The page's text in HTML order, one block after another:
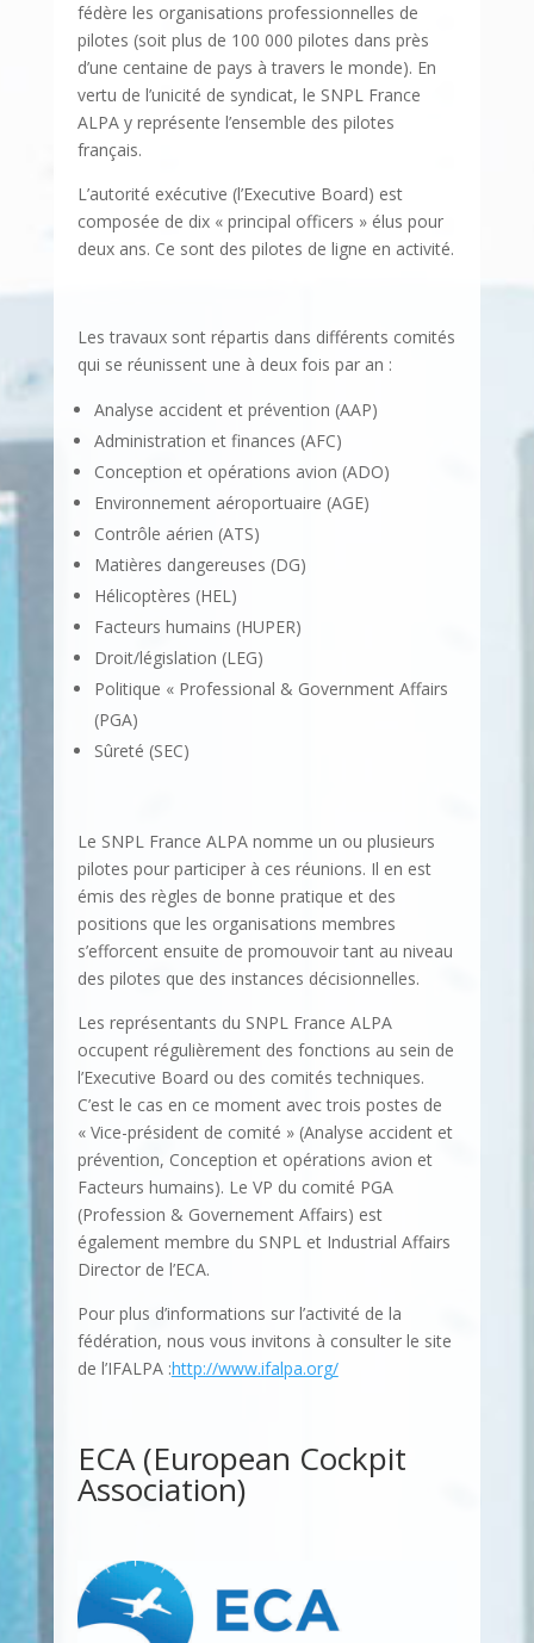
fédère les organisations professionnelles de
pilotes (soit plus de 100 000 pilotes dans près
d’une centaine de pays à travers le monde). En
vertu de l’unicité de syndicat, le SNPL France
ALPA y représente l’ensemble des pilotes
français.
L’autorité exécutive (l’Executive Board) est
composée de dix « principal officers » élus pour
deux ans. Ce sont des pilotes de ligne en activité.
Les travaux sont répartis dans différents comités
qui se réunissent une à deux fois par an :
Analyse accident et prévention (AAP)
Administration et finances (AFC)
Conception et opérations avion (ADO)
Environnement aéroportuaire (AGE)
Contrôle aérien (ATS)
Matières dangereuses (DG)
Hélicoptères (HEL)
Facteurs humains (HUPER)
Droit/législation (LEG)
Politique « Professional & Government Affairs
(PGA)
Sûreté (SEC)
Le SNPL France ALPA nomme un ou plusieurs
pilotes pour participer à ces réunions. Il en est
émis des règles de bonne pratique et des
positions que les organisations membres
s’efforcent ensuite de promouvoir tant au niveau
des pilotes que des instances décisionnelles.
Les représentants du SNPL France ALPA
occupent régulièrement des fonctions au sein de
l’Executive Board ou des comités techniques.
C’est le cas en ce moment avec trois postes de
« Vice-président de comité » (Analyse accident et
prévention, Conception et opérations avion et
Facteurs humains). Le VP du comité PGA
(Profession & Governement Affairs) est
également membre du SNPL et Industrial Affairs
Director de l’ECA.
Pour plus d’informations sur l’activité de la
fédération, nous vous invitons à consulter le site
de l’IFALPA :http://www.ifalpa.org/
ECA (European Cockpit
Association)